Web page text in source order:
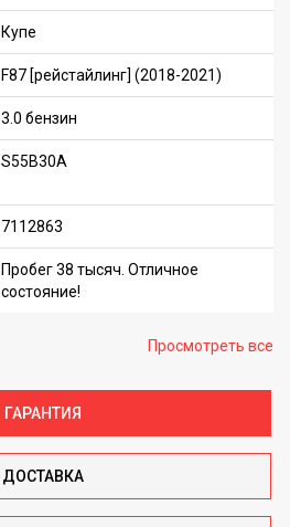
Купе
F87 [рейстайлинг] (2018-2021)
3.0 бензин
S55B30A
7112863
Пробег 38 тысяч. Отличное
состояние!
Просмотреть все
ГАРАНТИЯ
ДОСТАВКА